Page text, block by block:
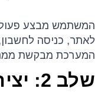
המשתמש מבצע
לאתר, כניסה
המערכת מבקשת
שלב 2: יצירת קוד